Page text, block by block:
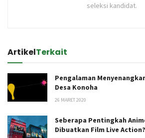
seleksi kandidat.
ArtikelTerkait
Pengalaman
Desa Konoha
26 MARET 2020
Seberapa Pentingkah
Dibuatkan Film Live Action?